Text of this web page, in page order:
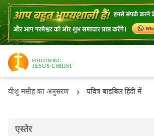
यीशु मसीह का अनुसरण पवित्र बाइबिल हिंदी में
एस्तेर
ओल्ड टैस्टमैंट नई टैस्टमैंट
उत्पत्ति निर्गमन
व्यवस्थाविवरण